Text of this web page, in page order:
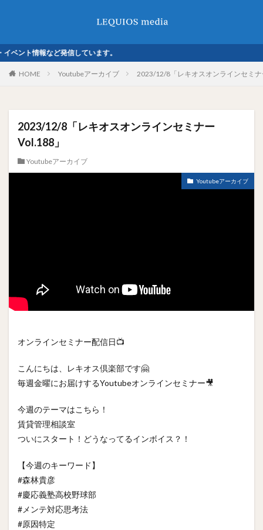
情報など発信しています。
HOME Youtubeアーカイブ 2023/12/8「レキオスオンラインセミ
2023/12/8「レキオスオンラインセミナー
Vol.188」
Youtubeアーカイブ
Youtubeアーカイブ
オンラインセミナー配信日📺
こんにちは、レキオス倶楽部です🤗
毎週金曜にお届けするYoutubeオンラインセミナー🎥
今週のテーマはこちら！
賃貸管理相談室
ついにスタート！どうなってるインボイス？！
【今週のキーワード】
#森林貴彦
#慶応義塾高校野球部
#メンテ対応思考法
#原因特定